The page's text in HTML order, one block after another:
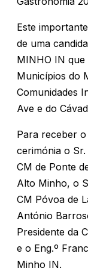
Este
de uma
MINHO IN
Municípios do
Comunidades
Ave e do
Para receber
cerimónia o
CM de Ponte
Alto Minho, o
CM Póvoa de
António
Presidente da
e o Eng.º
Minho IN.